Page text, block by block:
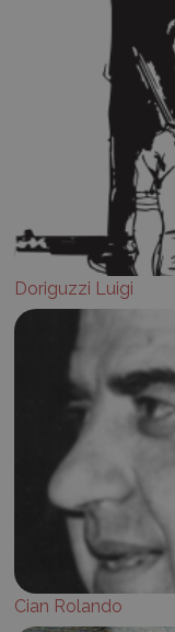
Doriguzzi Luigi
Cian Rolando